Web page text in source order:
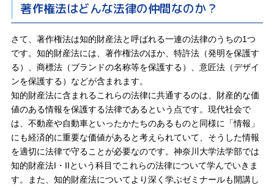
著作権法はどんな法律の仲間なのか？
さて、著作権法は知的財産法と呼ばれる一連の法律のうちの1つ
です。知的財産法には、著作権法のほか、特許法（発明を保護す
る）、商標法（ブランドの名称等を保護する）、意匠法（デザイ
ンを保護する）などが含まれます。
知的財産法に含まれるこれらの法律に共通するのは、財産的な価
値のある情報を保護する法律であるという点です。現代社会で
は、不動産や自動車といったかたちのあるものと同様に「情報」
にも経済的に重要な価値があると考えられていて、そうした情報
を適切に法律で守ることが必要なのです。神奈川大学法学部では
知的財産法I・IIという科目でこれらの法律について学んでいきま
す。また、知的財産法についてより深く学ぶゼミナールも開講し